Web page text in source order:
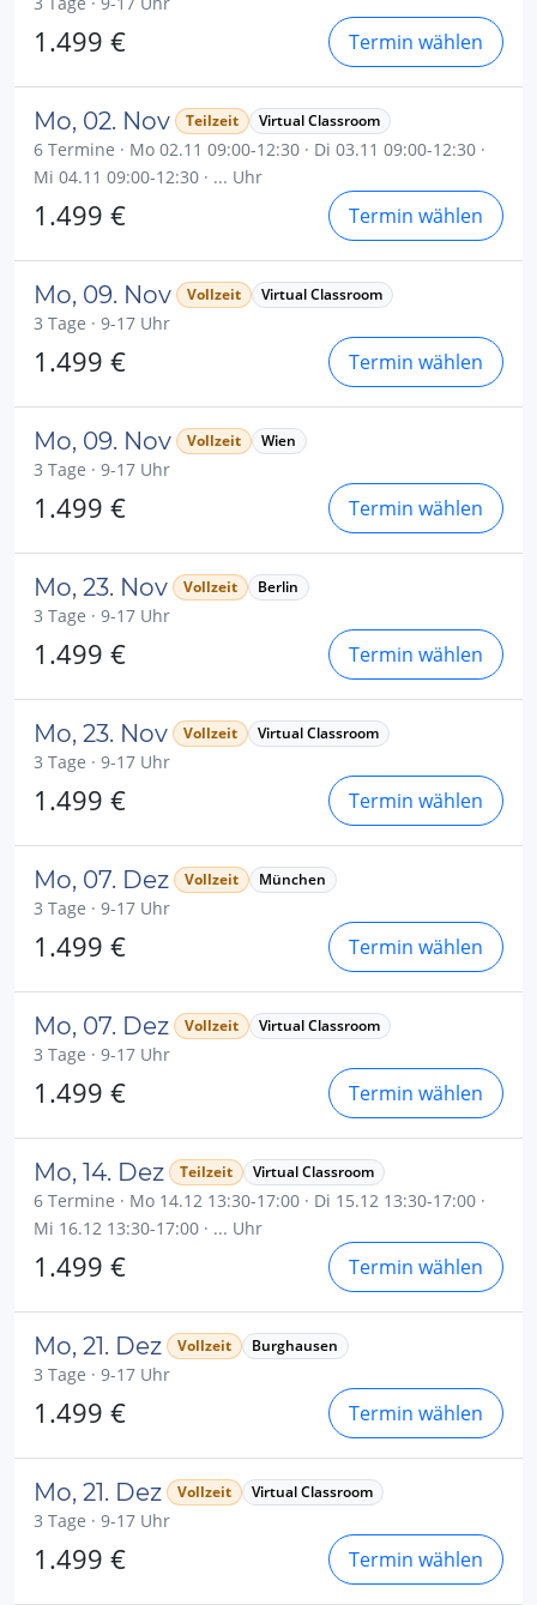
1.499 € Termin wählen
Mo, 02. Nov Teilzeit Virtual Classroom
6 Termine · Mo 02.11 09:00-12:30 · Di 03.11 09:00-12:30 ·
Mi 04.11 09:00-12:30 · ... Uhr
1.499 € Termin wählen
Mo, 09. Nov Vollzeit Virtual Classroom
3 Tage · 9-17 Uhr
1.499 € Termin wählen
Mo, 09. Nov Vollzeit Wien
3 Tage · 9-17 Uhr
1.499 € Termin wählen
Mo, 23. Nov Vollzeit Berlin
3 Tage · 9-17 Uhr
1.499 € Termin wählen
Mo, 23. Nov Vollzeit Virtual Classroom
3 Tage · 9-17 Uhr
1.499 € Termin wählen
Mo, 07. Dez Vollzeit München
3 Tage · 9-17 Uhr
1.499 € Termin wählen
Mo, 07. Dez Vollzeit Virtual Classroom
3 Tage · 9-17 Uhr
1.499 € Termin wählen
Mo, 14. Dez Teilzeit Virtual Classroom
6 Termine · Mo 14.12 13:30-17:00 · Di 15.12 13:30-17:00 ·
Mi 16.12 13:30-17:00 · ... Uhr
1.499 € Termin wählen
Mo, 21. Dez Vollzeit Burghausen
3 Tage · 9-17 Uhr
1.499 € Termin wählen
Mo, 21. Dez Vollzeit Virtual Classroom
3 Tage · 9-17 Uhr
1.499 € Termin wählen